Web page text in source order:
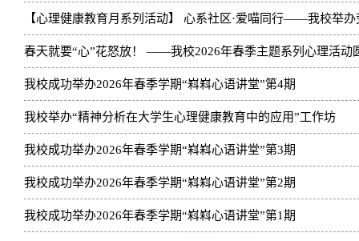
【心理健康教育月系列活动】 心系社区·爱喵同行——我校举
春天就要“心”花怒放！ ——我校2026年春季主题系列心理活动
我校成功举办2026年春季学期“嵙嵙心语讲堂”第4期
我校举办“精神分析在大学生心理健康教育中的应用”工作坊
我校成功举办2026年春季学期“嵙嵙心语讲堂”第3期
我校成功举办2026年春季学期“嵙嵙心语讲堂”第2期
我校成功举办2026年春季学期“嵙嵙心语讲堂”第1期